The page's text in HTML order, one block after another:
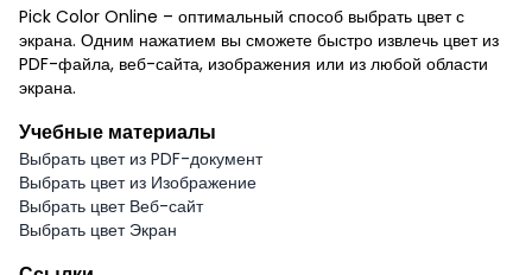
Pick Color Online – оптимальный способ выбрать цвет с
экрана. Одним нажатием вы сможете быстро извлечь цвет из
PDF-файла, веб-сайта, изображения или из любой области
экрана.
Учебные материалы
Выбрать цвет из PDF-документ
Выбрать цвет из Изображение
Выбрать цвет Веб-сайт
Выбрать цвет Экран